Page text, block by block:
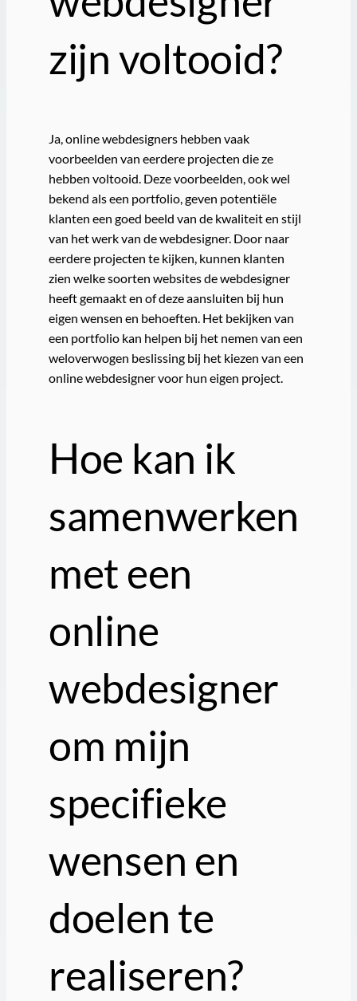
zijn voltooid?
Ja, online webdesigners hebben vaak
voorbeelden van eerdere projecten die ze
hebben voltooid. Deze voorbeelden, ook wel
bekend als een portfolio, geven potentiële
klanten een goed beeld van de kwaliteit en stijl
van het werk van de webdesigner. Door naar
eerdere projecten te kijken, kunnen klanten
zien welke soorten websites de webdesigner
heeft gemaakt en of deze aansluiten bij hun
eigen wensen en behoeften. Het bekijken van
een portfolio kan helpen bij het nemen van een
weloverwogen beslissing bij het kiezen van een
online webdesigner voor hun eigen project.
Hoe kan ik
samenwerken
met een
online
webdesigner
om mijn
specifieke
wensen en
doelen te
realiseren?